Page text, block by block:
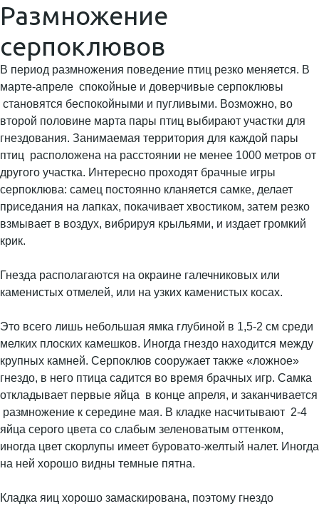
Размножение
серпоклювов
В период размножения поведение птиц резко меняется. В
марте-апреле спокойные и доверчивые серпоклювы
становятся беспокойными и пугливыми. Возможно, во
второй половине марта пары птиц выбирают участки для
гнездования. Занимаемая территория для каждой пары
птиц расположена на расстоянии не менее 1000 метров от
другого участка. Интересно проходят брачные игры
серпоклюва: самец постоянно кланяется самке, делает
приседания на лапках, покачивает хвостиком, затем резко
взмывает в воздух, вибрируя крыльями, и издает громкий
крик.
Гнезда располагаются на окраине галечниковых или
каменистых отмелей, или на узких каменистых косах.
Это всего лишь небольшая ямка глубиной в 1,5-2 см среди
мелких плоских камешков. Иногда гнездо находится между
крупных камней. Серпоклюв сооружает также «ложное»
гнездо, в него птица садится во время брачных игр. Самка
откладывает первые яйца в конце апреля, и заканчивается
размножение к середине мая. В кладке насчитывают 2-4
яйца серого цвета со слабым зеленоватым оттенком,
иногда цвет скорлупы имеет буровато-желтый налет. Иногда
на ней хорошо видны темные пятна.
Кладка яиц хорошо замаскирована, поэтому гнездо